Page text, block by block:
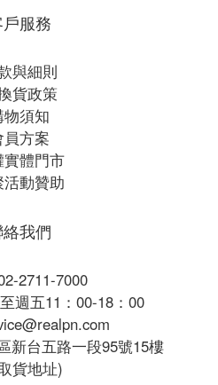
服務
與細則
貨政策
物須知
員方案
實體門市
活動贊助
我們
2711-7000
週五11：00-18：00
新台五路一段95號15樓
貨地址)